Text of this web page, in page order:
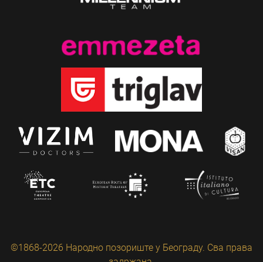
©1868-2026 Народно позориште у Београду. Сва права